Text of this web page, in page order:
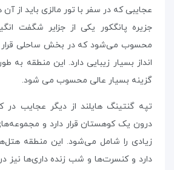
عجایبی که در سفر با تور مالزی باید از
جزیره پانگکور یکی از جزایر شگفت
محسوب می‌شود که در بخش ساحلی قرار
انداز بسیار زیبایی دارد. این منطقه به
گزینه بسیار عالی محسوب می شود.
تپه گنتینگ هایلند از دیگر عجایب
درون یک کوهستان قرار دارد و
زیادی را شامل می‌شود. این منطقه
دارد و کنسرت‌ها و شب زنده داری‌ها نیز